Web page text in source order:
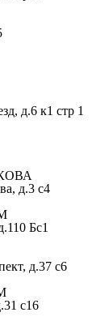
д.6 к1 стр 1
д.3 с4
Бс1
д.37 c6
с16